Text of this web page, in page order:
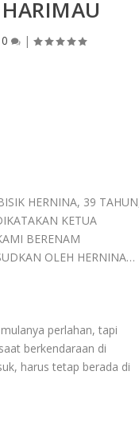
0 |
HERNINA, 39
KETUA
BERENAM
OLEH HERNINA…
perlahan, tapi
berkendaraan di
harus tetap berada di